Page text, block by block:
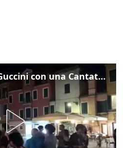
Venezia omaggia Guccini con una Cantata Anarchica in campo Santa Margherita